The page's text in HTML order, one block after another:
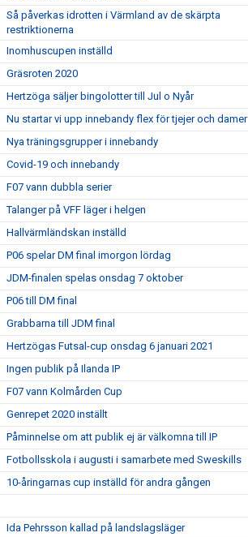
Så påverkas idrotten i Värmland av de skärpta
restriktionerna
Inomhuscupen inställd
Gräsroten 2020
Hertzöga säljer bingolotter till Jul o Nyår
Nu startar vi upp innebandy flex för tjejer och damer
Nya träningsgrupper i innebandy
Covid-19 och innebandy
F07 vann dubbla serier
Talanger på VFF läger i helgen
Hallvärmländskan inställd
P06 spelar DM final imorgon lördag
JDM-finalen spelas onsdag 7 oktober
P06 till DM final
Grabbarna till JDM final
Hertzögas Futsal-cup onsdag 6 januari 2021
Ingen publik på Ilanda IP
F07 vann Kolmården Cup
Genrepet 2020 inställt
Påminnelse om att publik ej är välkomna till IP
Fotbollsskola i augusti i samarbete med Sweskills
10-åringarnas cup inställd för andra gången
Ida Pehrsson kallad på landslagsläger